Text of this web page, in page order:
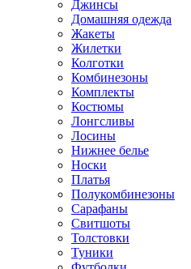
Джинсы
Домашняя одежда
Жакеты
Жилетки
Колготки
Комбинезоны
Комплекты
Костюмы
Лонгсливы
Лосины
Нижнее белье
Носки
Платья
Полукомбинезоны
Сарафаны
Свитшоты
Толстовки
Туники